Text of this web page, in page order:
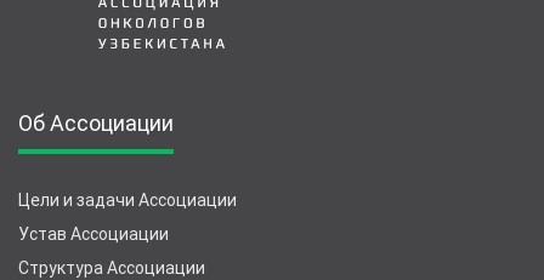
Об Ассоциации
Цели и задачи Ассоциации
Устав Ассоциации
Структура Ассоциации